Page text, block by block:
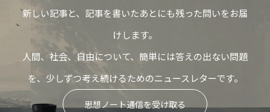
新しい記事と、記事を書いたあとにも残った問いをお届
けします。
人間、社会、自由について、簡単には答えの出ない問題
を、少しずつ考え続けるためのニュースレターです。
思想ノート通信を受け取る